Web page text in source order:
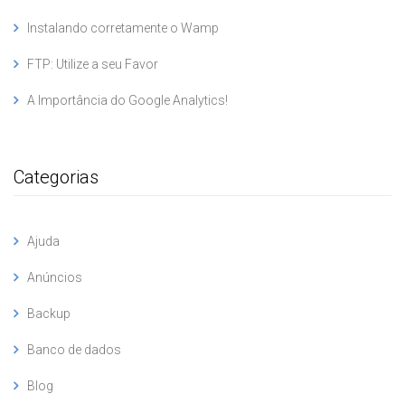
Instalando corretamente o Wamp
FTP: Utilize a seu Favor
A Importância do Google Analytics!
Categorias
Ajuda
Anúncios
Backup
Banco de dados
Blog